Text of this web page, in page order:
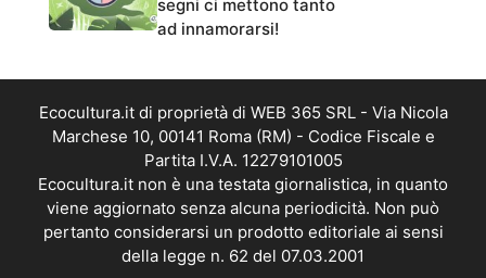
segni ci mettono tanto
ad innamorarsi!
Ecocultura.it di proprietà di WEB 365 SRL - Via Nicola
Marchese 10, 00141 Roma (RM) - Codice Fiscale e
Partita I.V.A. 12279101005
Ecocultura.it non è una testata giornalistica, in quanto
viene aggiornato senza alcuna periodicità. Non può
pertanto considerarsi un prodotto editoriale ai sensi
della legge n. 62 del 07.03.2001